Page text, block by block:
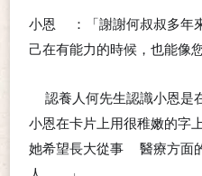
小恩
：「謝謝何叔叔多年
己在有能力的時候，也能像
認養人何先生認識小恩是
小恩在卡片上用很稚嫩的字
她希望長大從事
醫療方面